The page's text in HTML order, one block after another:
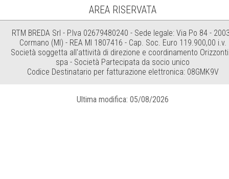
AREA RISERVATA
RTM BREDA Srl - P.Iva 02679480240 - Sede legale: Via Po 84 -
Cormano (MI) - REA MI 1807416 - Cap. Soc. Euro 119.900,00 i.v.
Società soggetta all'attività di direzione e coordinamento
spa - Società Partecipata da socio unico
Codice Destinatario per fatturazione elettronica: 08GMK9V
Ultima modifica: 05/08/2026